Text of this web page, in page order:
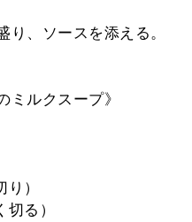
り、ソースを添える。
ミルクスープ》
）
る）